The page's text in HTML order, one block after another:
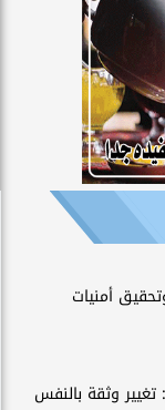
أمنيات
وثقة بالنفس